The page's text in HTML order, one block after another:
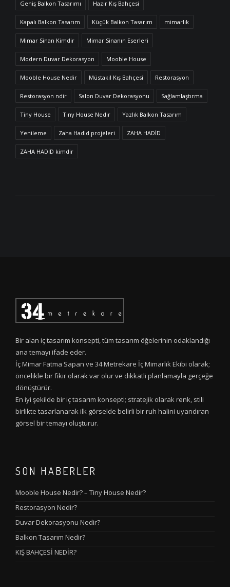
Geniş Balkon Tasarımı Hazır Kış Bahçesi
Kapalı Balkon Tasarım Küçük Balkon Tasarım mimarlık
Mimar Sinan Kimdir Mimar Sinanın Eserleri
Modern Duvar Dekorasyon Mooble House
Mooble House Nedir Müstakil Kış Bahçesi Restorasyon
Restorasyon ndir Salon Duvar Dekorasyonu Sağlamlaştırma
Tiny House Tiny House Nedir Yazlık Balkon Tasarım
Yenileme Zaha Hadid projeleri ZAHA HADİD
ZAHA HADİD kimdir
Bir alan iç tasarım konsepti, tüm tasarım öğelerinin odaklandığı
ana temayı ifade eder.
İç Mimar Fatma Sapan ve 34 Metrekare İç Mimarlık Ekibi olarak;
öncelikle bir fikir olarak var olur ve dikkatli planlamayla gerçeğe
dönüştürür.
En iyi şekilde bir iç tasarım konsepti; stratejik olarak renk, stili
birlikte tasarlanarak ilk görselde belirli bir ruh halini uyandıran
görsel bir temayı oluşturur.
SON HABERLER
Mooble House Nedir? – Tiny House Nedir?
Restorasyon Nedir?
Duvar Dekorasyonu Nedir?
Balkon Tasarım Nedir?
KIŞ BAHÇESİ NEDİR?